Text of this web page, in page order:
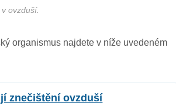
ovzduší.
organismus najdete v níže uvedeném
znečištění ovzduší